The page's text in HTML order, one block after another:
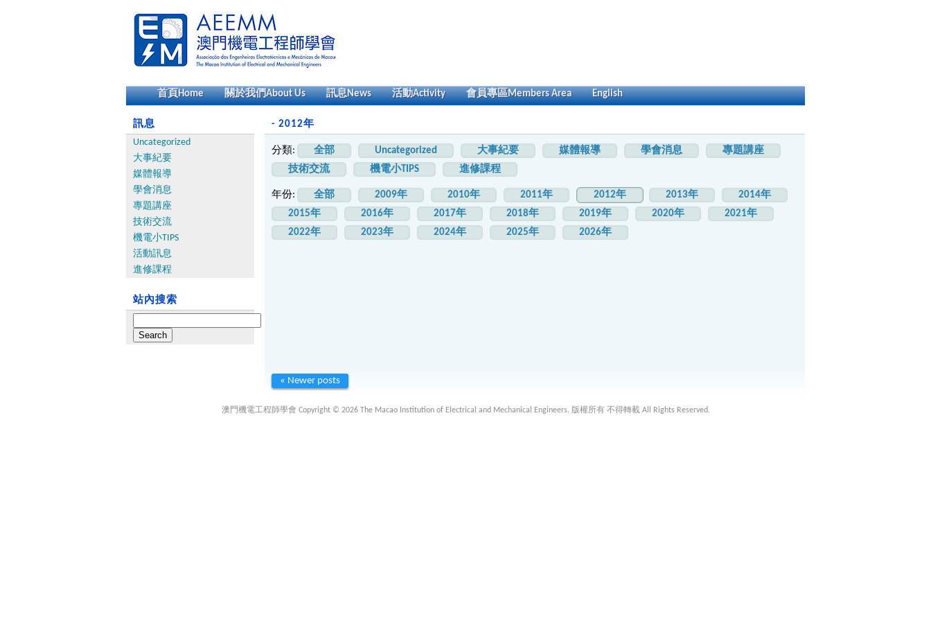
首頁Home 關於我們About Us 訊息News 活動Activity 會員專區Members Area English
訊息
Uncategorized
大事紀要
媒體報導
學會消息
專題講座
技術交流
機電小TIPS
活動訊息
進修課程
站內搜索
for:
- 2012年
分類: 全部 Uncategorized 大事紀要 媒體報導 學會消息
專題講座
技術交流
機電小TIPS 進修課程
年份: 全部 2009年 2010年 2011年 2012年 2013年
2014年
2015年
2016年 2017年 2018年 2019年 2020年
2021年
2022年
2023年 2024年 2025年 2026年
« Newer posts
澳門機電工程師學會 Copyright © 2026 The Macao Institution of Electrical and Mechanical Engineers. 版權所有 不得轉載 All Rights Reserved.